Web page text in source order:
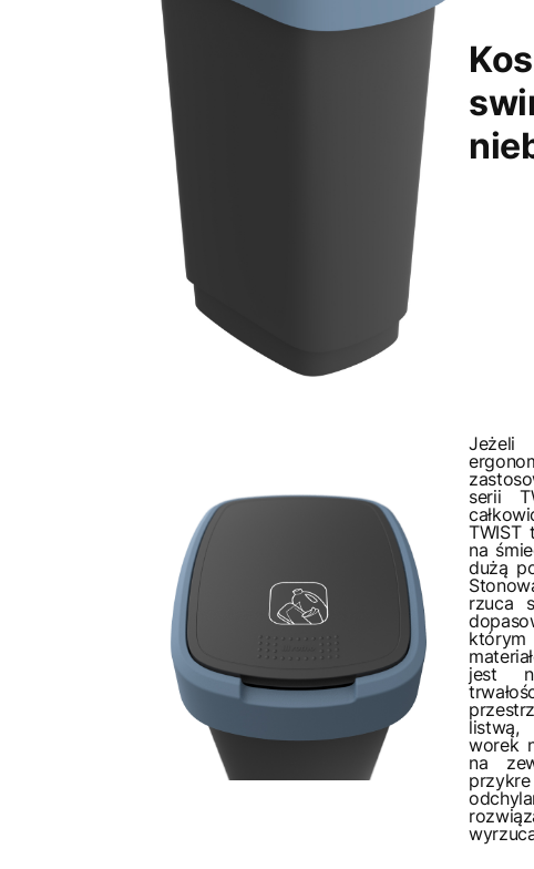
serii
TWIST
na
dużą
rzuca
którym
jest
worek
na